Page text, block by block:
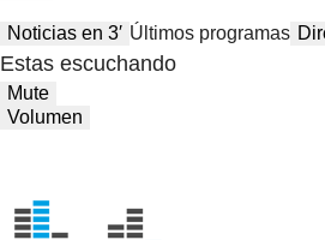
Noticias en 3′ Últimos programas
Estas escuchando
Mute
Volumen